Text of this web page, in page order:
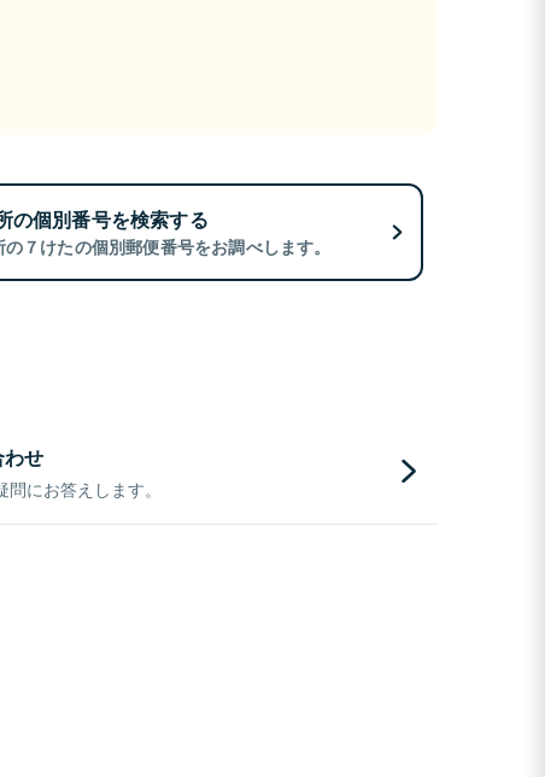
の個別番号を検索する
７けたの個別郵便番号をお調べします。
せ
にお答えします。